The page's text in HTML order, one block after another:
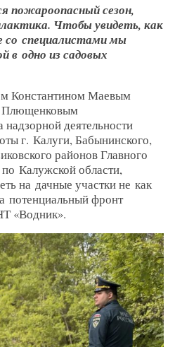
пожароопасный сезон,
Чтобы увидеть, как
со специалистами мы
в одно из садовых
Константином Маевым
Плющенковым
деятельности
г. Калуги, Бабынинского,
районов Главного
Калужской области,
на дачные участки не как
потенциальный фронт
«Водник».